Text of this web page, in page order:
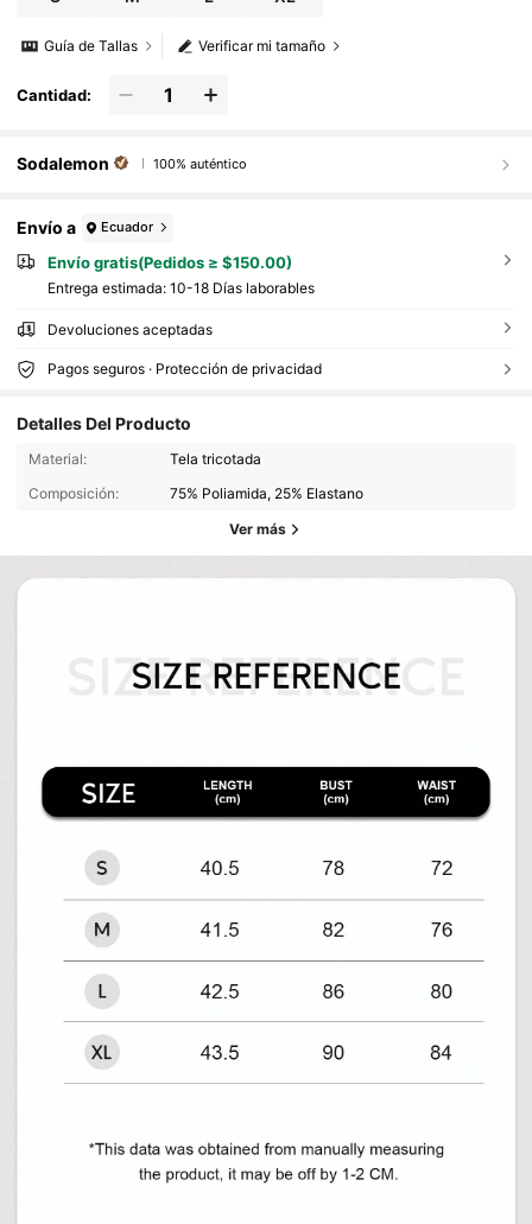
Verificar mi tamaño
Guía de Tallas
Cantidad:
Sodalemon 100% auténtico
Envío a Ecuador
Envío gratis(Pedidos ≥ $150.00)
Entrega estimada: 10-18 Días laborables
Devoluciones aceptadas
Pagos seguros · Protección de privacidad
Detalles Del Producto
Material:
Tela tricotada
Composición:
75% Poliamida, 25% Elastano
Ver más
4.87 120K Seguidores